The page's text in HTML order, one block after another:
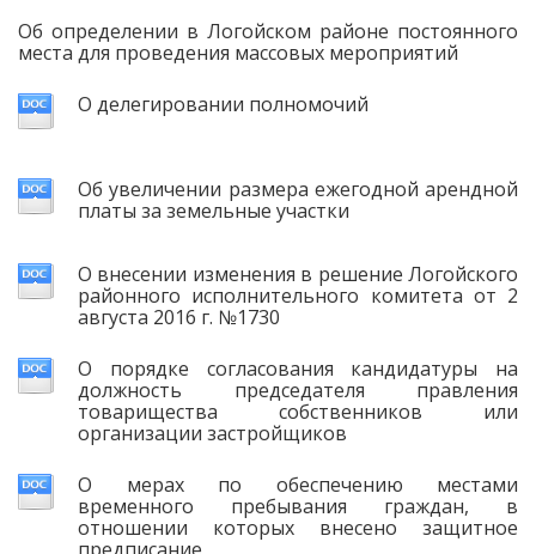
Об определении в Логойском районе постоянного
места для проведения массовых мероприятий
О делегировании полномочий
Об увеличении размера ежегодной арендной
платы за земельные участки
О внесении изменения в решение Логойского
районного исполнительного комитета от 2
августа 2016 г. №1730
О порядке согласования кандидатуры на
должность председателя правления
товарищества собственников или
организации застройщиков
О мерах по обеспечению местами
временного пребывания граждан, в
отношении которых внесено защитное
предписание